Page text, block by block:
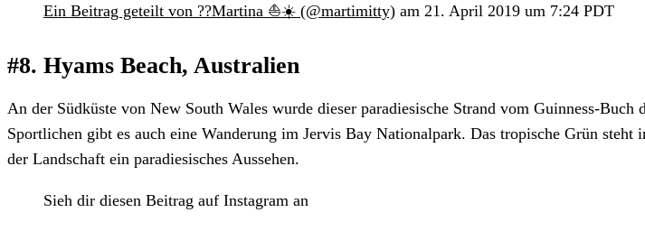
Ein Beitrag geteilt von ??Martina ⛵☀️ (@martimitty) am 21. April 2019 um 7:24 PDT
#8. Hyams Beach, Australien
An der Südküste von New South Wales wurde dieser paradiesische Strand vom Guinness-Buch
Sportlichen gibt es auch eine Wanderung im Jervis Bay Nationalpark. Das tropische Grün
der Landschaft ein paradiesisches Aussehen.
Sieh dir diesen Beitrag auf Instagram an